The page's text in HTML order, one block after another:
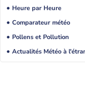
Heure par Heure
Comparateur météo
Pollens et Pollution